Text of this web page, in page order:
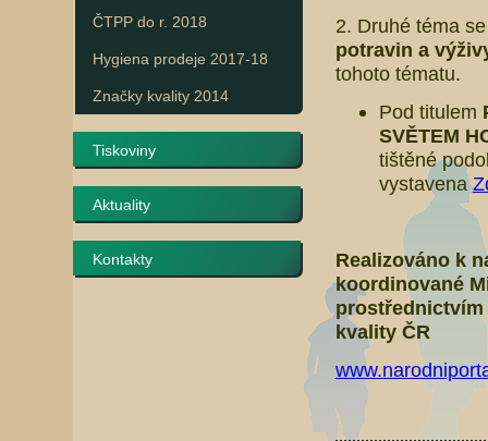
ČTPP do r. 2018
Hygiena prodeje 2017-18
Značky kvality 2014
Tiskoviny
Aktuality
Kontakty
2. Druhé téma
potravin a
tohoto tématu.
Pod titulem
SVĚTEM
tištěné
vystavena
Realizováno k
koordinované
prostřednictvím
kvality ČR